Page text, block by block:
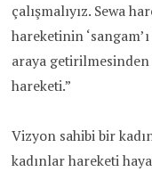
çalışmalıyız. Sewa
hareketinin
araya getirilmesinden
hareketi.”
Vizyon sahibi bir
kadınlar hareketi